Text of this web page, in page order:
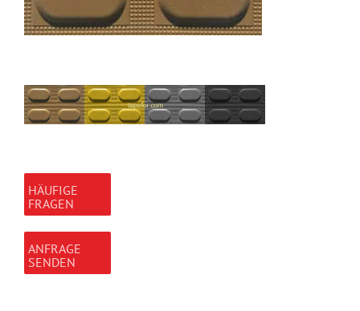
HÄUFIGE
FRAGEN
ANFRAGE
SENDEN